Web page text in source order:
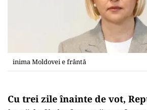
inima Moldovei e frântă
Cu trei zile înainte de vot,